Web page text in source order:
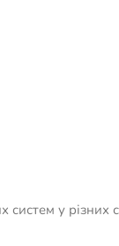
систем у різних